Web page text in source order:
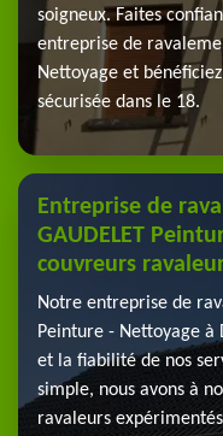
soigneux. Faites
entreprise de
Nettoyage et
sécurisée dans le 18.
Entreprise de
GAUDELET
couvreurs
Notre entreprise de
Peinture - Nettoyage
et la fiabilité de nos
simple, nous avons à
ravaleurs